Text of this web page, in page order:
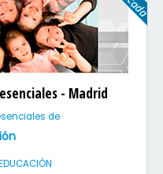
- Madrid
de